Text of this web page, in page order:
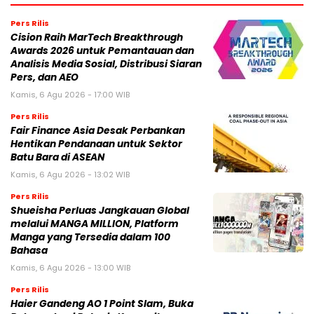
Pers Rilis
Cision Raih MarTech Breakthrough
Awards 2026 untuk Pemantauan dan
Analisis Media Sosial, Distribusi Siaran
Pers, dan AEO
Kamis, 6 Agu 2026 - 17:00 WIB
Pers Rilis
Fair Finance Asia Desak Perbankan
Hentikan Pendanaan untuk Sektor
Batu Bara di ASEAN
Kamis, 6 Agu 2026 - 13:02 WIB
Pers Rilis
Shueisha Perluas Jangkauan Global
melalui MANGA MILLION, Platform
Manga yang Tersedia dalam 100
Bahasa
Kamis, 6 Agu 2026 - 13:00 WIB
Pers Rilis
Haier Gandeng AO 1 Point Slam, Buka